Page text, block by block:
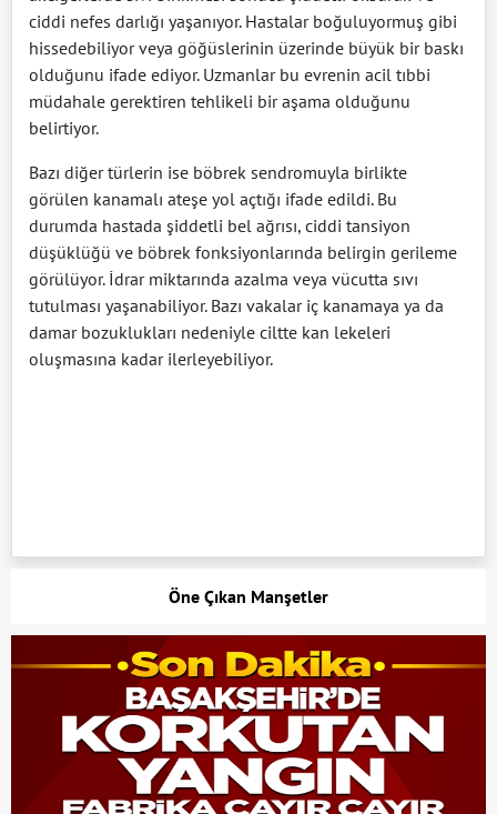
ciddi nefes darlığı yaşanıyor. Hastalar boğuluyormuş gibi
hissedebiliyor veya göğüslerinin üzerinde büyük bir baskı
olduğunu ifade ediyor. Uzmanlar bu evrenin acil tıbbi
müdahale gerektiren tehlikeli bir aşama olduğunu
belirtiyor.
Bazı diğer türlerin ise böbrek sendromuyla birlikte
görülen kanamalı ateşe yol açtığı ifade edildi. Bu
durumda hastada şiddetli bel ağrısı, ciddi tansiyon
düşüklüğü ve böbrek fonksiyonlarında belirgin gerileme
görülüyor. İdrar miktarında azalma veya vücutta sıvı
tutulması yaşanabiliyor. Bazı vakalar iç kanamaya ya da
damar bozuklukları nedeniyle ciltte kan lekeleri
oluşmasına kadar ilerleyebiliyor.
Öne Çıkan Manşetler